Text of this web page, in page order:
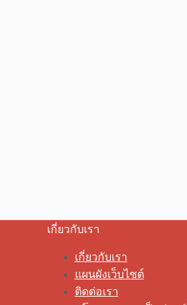
เกี่ยวกับเรา
เกี่ยวกับเรา
แผนผังเว็บไซต์
ติดต่อเรา